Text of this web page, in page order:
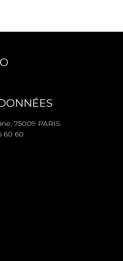
75009 PARIS
60 60